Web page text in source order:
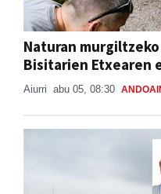
Naturan
Bisitarien Etxearen
Aiurri abu 05, 08:30